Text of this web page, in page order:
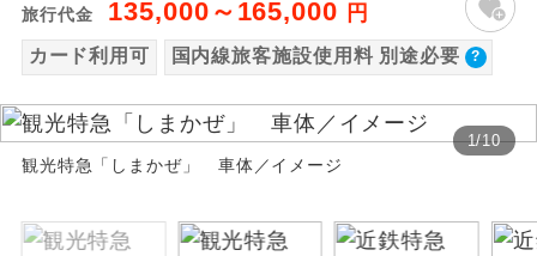
旅行代金 135,000～165,000 円
カード利用可 国内線旅客施設使用料 別途必要
1/10
観光特急「しまかぜ」 車体／イメージ
新コース 初登場のコースです。
世界遺産
ユネスコに登録されている文化遺産や自
然遺産を訪ねるコースです。